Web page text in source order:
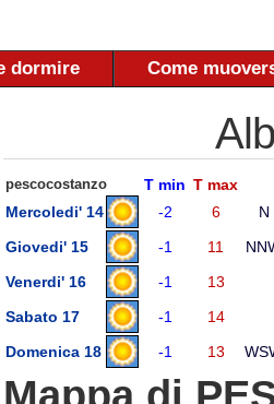
dormire Come
pescocostanzo T min T max
Mercoledi' 14
-2 6
N
Giovedi' 15
-1 11
Venerdi' 16
-1
13
Sabato 17
-1
14
Domenica 18
-1 13
Mappa di